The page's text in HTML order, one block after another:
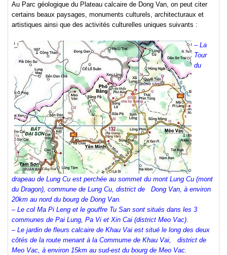
Au Parc géologique du Plateau calcaire de Dong Van, on peut citer
certains beaux paysages, monuments culturels, architecturaux et
artistiques ainsi que des activités culturelles uniques suivants :
– La
Tour
du
drapeau de Lung Cu est perchée au sommet du mont Lung Cu (mont
du Dragon), commune de Lung Cu, district de Dong Van, à environ
20km au nord du bourg de Dong Van.
– Le col Ma Pi Leng et le gouffre Tu San sont situés dans les 3
communes de Pai Lung, Pa Vi et Xin Cai (district Meo Vac).
– Le jardin de fleurs calcaire de Khau Vai est situé le long des deux
côtés de la route menant à la Commume de Khau Vai, district de
Meo Vac, à environ 15km au sud-est du bourg de Meo Vac.